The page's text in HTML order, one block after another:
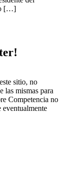
[…]
sitio, no
las mismas para
Competencia no
eventualmente